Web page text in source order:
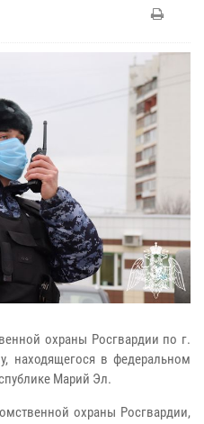
охраны Росгвардии по г.
находящегося в федеральном
Марий Эл.
охраны Росгвардии,